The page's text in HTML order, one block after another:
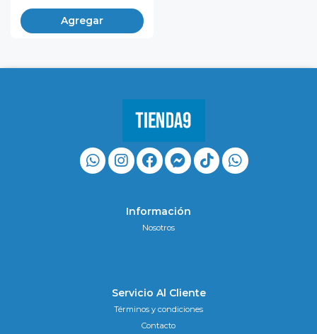
Agregar
Información
Nosotros
Servicio Al Cliente
Términos y condiciones
Contacto